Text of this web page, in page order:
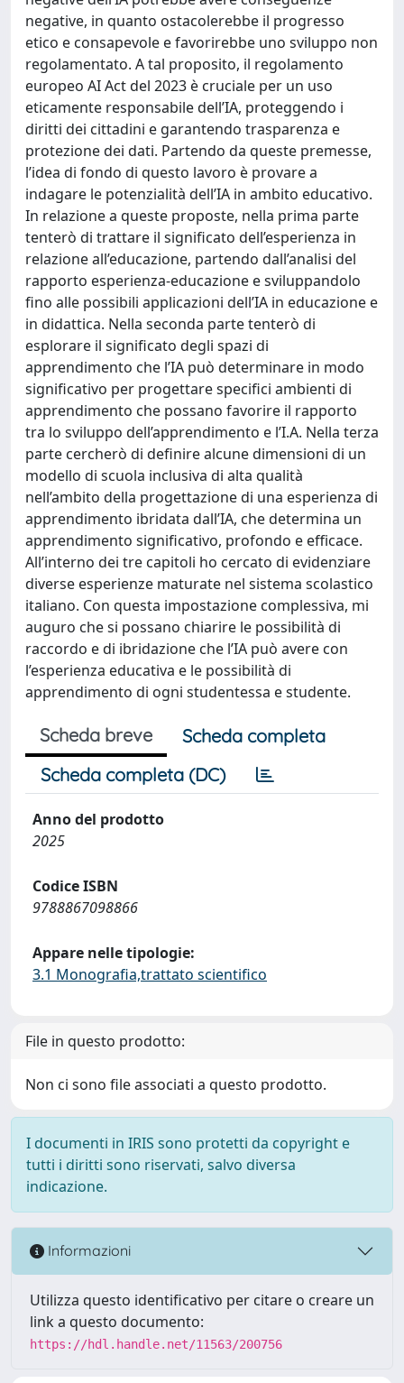
negative, in quanto ostacolerebbe il progresso
etico e consapevole e favorirebbe uno sviluppo non
regolamentato. A tal proposito, il regolamento
europeo AI Act del 2023 è cruciale per un uso
eticamente responsabile dell’IA, proteggendo i
diritti dei cittadini e garantendo trasparenza e
protezione dei dati. Partendo da queste premesse,
l’idea di fondo di questo lavoro è provare a
indagare le potenzialità dell’IA in ambito educativo.
In relazione a queste proposte, nella prima parte
tenterò di trattare il significato dell’esperienza in
relazione all’educazione, partendo dall’analisi del
rapporto esperienza-educazione e sviluppandolo
fino alle possibili applicazioni dell’IA in educazione e
in didattica. Nella seconda parte tenterò di
esplorare il significato degli spazi di
apprendimento che l’IA può determinare in modo
significativo per progettare specifici ambienti di
apprendimento che possano favorire il rapporto
tra lo sviluppo dell’apprendimento e l’I.A. Nella terza
parte cercherò di definire alcune dimensioni di un
modello di scuola inclusiva di alta qualità
nell’ambito della progettazione di una esperienza di
apprendimento ibridata dall’IA, che determina un
apprendimento significativo, profondo e efficace.
All’interno dei tre capitoli ho cercato di evidenziare
diverse esperienze maturate nel sistema scolastico
italiano. Con questa impostazione complessiva, mi
auguro che si possano chiarire le possibilità di
raccordo e di ibridazione che l’IA può avere con
l’esperienza educativa e le possibilità di
apprendimento di ogni studentessa e studente.
Scheda breve
Scheda completa
Scheda completa (DC)
Anno del prodotto
2025
Codice ISBN
9788867098866
Appare nelle tipologie:
3.1 Monografia,trattato scientifico
File in questo prodotto:
Non ci sono file associati a questo prodotto.
I documenti in IRIS sono protetti da copyright e
tutti i diritti sono riservati, salvo diversa
indicazione.
Informazioni
Utilizza questo identificativo per citare o creare un
link a questo documento:
https://hdl.handle.net/11563/200756